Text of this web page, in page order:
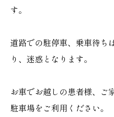
す。
道路での駐停車、乗車待ち
り、迷惑となります。
お車でお越しの患者様、ご
駐車場をご利用ください。